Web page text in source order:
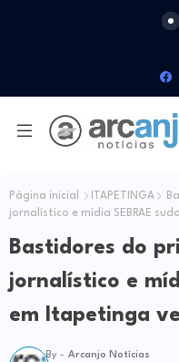
Página inicial ITAPETINGA
jornalístico e mídia SEBRAE
Bastidores do
jornalístico e
em Itapetinga
By - Arcanjo Notícias